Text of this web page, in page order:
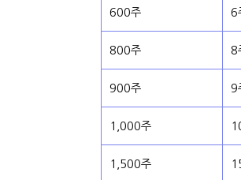
600주 6
800주 8
900주 9
1,000주
1,500주